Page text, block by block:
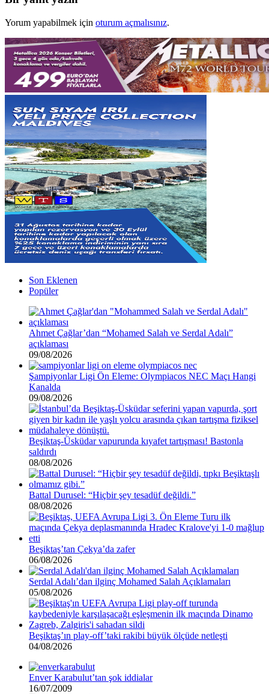
Yorum yapabilmek için oturum açmalısınız.
Son Eklenen
Popüler
Ahmet Çağlar’dan “Mohamed Salah ve Serdal Adalı”
açıklaması
09/08/2026
Şampiyonlar Ligi Ön Eleme: Olympiacos NEC Maçı Hangi
Kanalda
09/08/2026
Beşiktaş-Üsküdar vapurunda kıyafet tartışması! Bastonla
saldırdı
08/08/2026
Battal Durusel: “Hiçbir şey tesadüf değildi.”
08/08/2026
Beşiktaş’tan Çekya’da zafer
06/08/2026
Serdal Adalı’dan ilginç Mohamed Salah Açıklamaları
05/08/2026
Beşiktaş’ın play-off’taki rakibi büyük ölçüde netleşti
04/08/2026
Enver Karabulut’tan şok iddialar
16/07/2009